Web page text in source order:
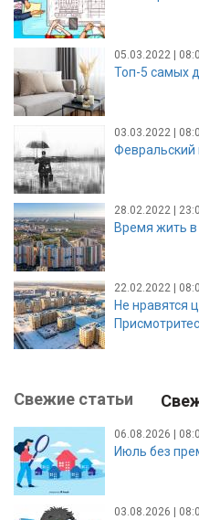
05.03.2022 |
Топ-5 самых
03.03.2022 |
Февральский
28.02.2022 |
Время жить
22.02.2022 |
Не нравятся
Свежие статьи
06.08.2026 |
Июль без
03.08.2026 |